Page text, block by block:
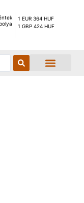
1 EUR 364 HUF
1 GBP 424 HUF